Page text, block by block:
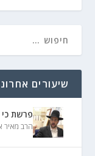
שיעורים
פרשת
הרב מאיר